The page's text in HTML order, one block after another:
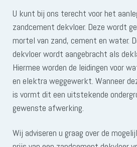
U kunt bij ons terecht voor het
zandcement dekvloer. Deze wordt
mortel van zand, cement en water.
dekvloer wordt aangebracht als
Hiermee worden de leidingen voor
en elektra weggewerkt. Wanneer
is vormt dit een uitstekende
gewenste afwerking.
Wij adviseren u graag over de